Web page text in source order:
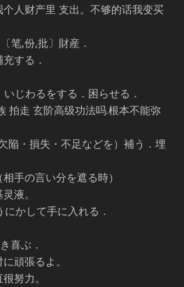
人财产里 支出。不够的话我变买
笔,份,批〕財産．
する．
じわるをする．困らせる．
拍走 玄阶高级功法吗.根本不能弥
陥・損失・不足などを）補う．埋
手の言い分を遮る時）
液。
かして手に入れる．
喜ぶ．
頑張るよ。
努力。